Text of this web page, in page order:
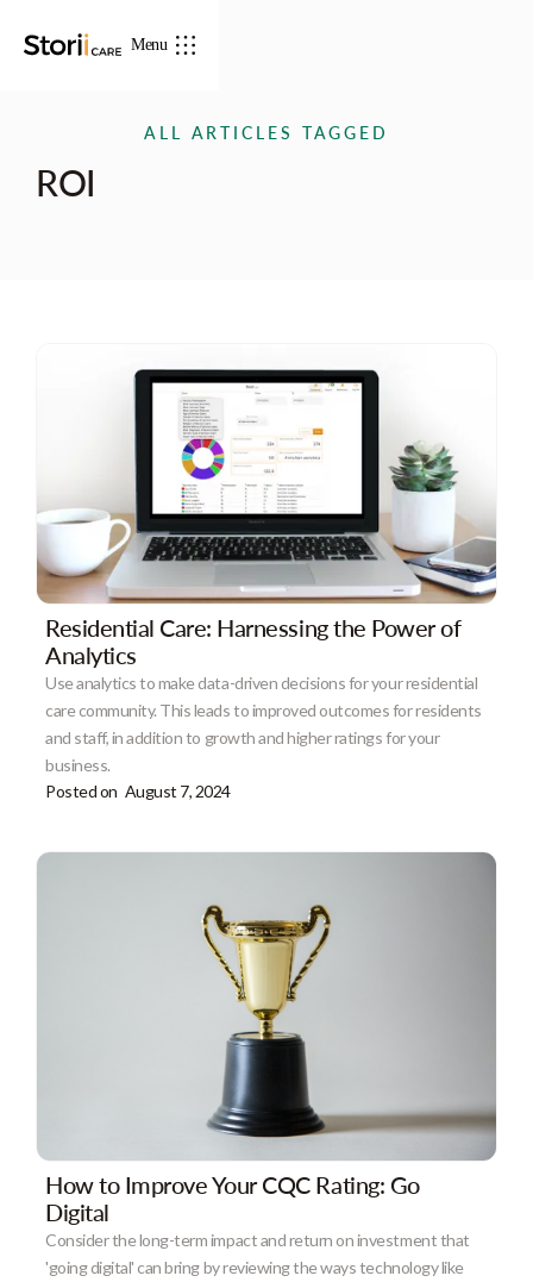
Menu
ALL ARTICLES TAGGED
ROI
Residential Care: Harnessing the Power of
Analytics
Use analytics to make data-driven decisions for your residential
care community. This leads to improved outcomes for residents
and staff, in addition to growth and higher ratings for your
business.
Posted on August 7, 2024
How to Improve Your CQC Rating: Go
Digital
Consider the long-term impact and return on investment that
'going digital' can bring by reviewing the ways technology like